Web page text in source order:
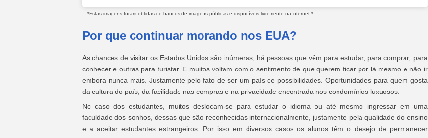
*Estas imagens foram obtidas de bancos de imagens públicas e disponíveis livremente na internet.*
Por que continuar morando nos EUA?
As chances de visitar os Estados Unidos são inúmeras, há pessoas que vêm para estudar, para comprar, para
conhecer e outras para turistar. E muitos voltam com o sentimento de que querem ficar por lá mesmo e não ir
embora nunca mais. Justamente pelo fato de ser um país de possibilidades. Oportunidades para quem gosta
da cultura do país, da facilidade nas compras e na privacidade encontrada nos condomínios luxuosos.
No caso dos estudantes, muitos deslocam-se para estudar o idioma ou até mesmo ingressar em uma
faculdade dos sonhos, dessas que são reconhecidas internacionalmente, justamente pela qualidade do ensino
e a aceitar estudantes estrangeiros. Por isso em diversos casos os alunos têm o desejo de permanecer